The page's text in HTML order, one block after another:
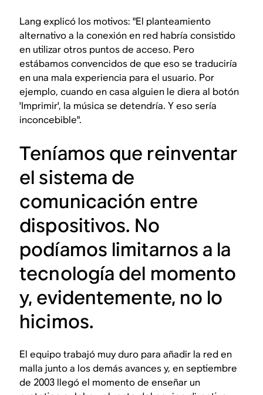
Lang explicó los motivos: "El planteamiento
alternativo a la conexión en red habría consistido
en utilizar otros puntos de acceso. Pero
estábamos convencidos de que eso se traduciría
en una mala experiencia para el usuario. Por
ejemplo, cuando en casa alguien le diera al botón
'Imprimir', la música se detendría. Y eso sería
inconcebible".
Teníamos que reinventar
el sistema de
comunicación entre
dispositivos. No
podíamos limitarnos a la
tecnología del momento
y, evidentemente, no lo
hicimos.
El equipo trabajó muy duro para añadir la red en
malla junto a los demás avances y, en septiembre
de 2003 llegó el momento de enseñar un